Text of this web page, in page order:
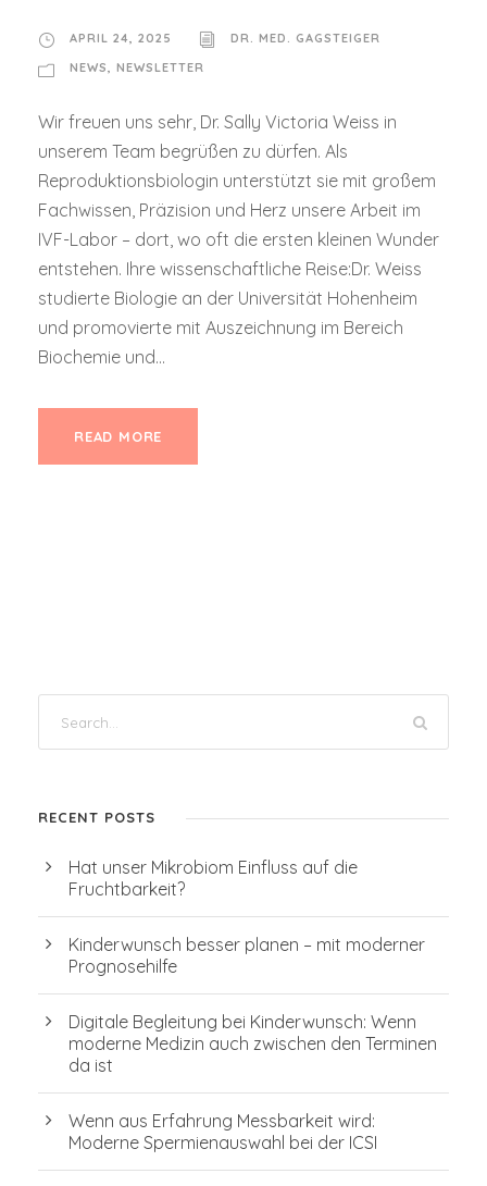
APRIL 24, 2025
DR. MED. GAGSTEIGER
NEWS, NEWSLETTER
Wir freuen uns sehr, Dr. Sally Victoria Weiss in
unserem Team begrüßen zu dürfen. Als
Reproduktionsbiologin unterstützt sie mit großem
Fachwissen, Präzision und Herz unsere Arbeit im
IVF-Labor – dort, wo oft die ersten kleinen Wunder
entstehen. Ihre wissenschaftliche Reise:Dr. Weiss
studierte Biologie an der Universität Hohenheim
und promovierte mit Auszeichnung im Bereich
Biochemie und...
READ MORE
RECENT POSTS
Hat unser Mikrobiom Einfluss auf die
Fruchtbarkeit?
Kinderwunsch besser planen – mit moderner
Prognosehilfe
Digitale Begleitung bei Kinderwunsch: Wenn
moderne Medizin auch zwischen den Terminen
da ist
Wenn aus Erfahrung Messbarkeit wird:
Moderne Spermienauswahl bei der ICSI